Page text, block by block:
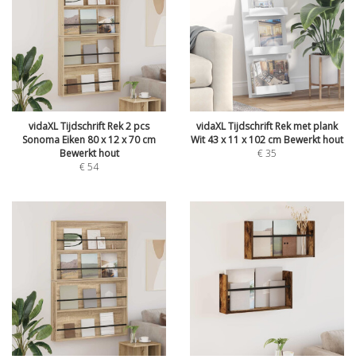
vidaXL Tijdschrift Rek 2 pcs
Sonoma Eiken 80 x 12 x 70 cm
Bewerkt hout
€54
vidaXL Tijdschrift Rek met plank
Wit 43 x 11 x 102 cm Bewerkt hout
€35